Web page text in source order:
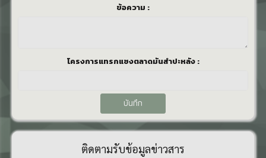
ข้อความ :
โครงการแทรกแซงตลาดมันสำปะหลัง :
บันทึก
ติดตามรับข้อมูลข่าวสาร